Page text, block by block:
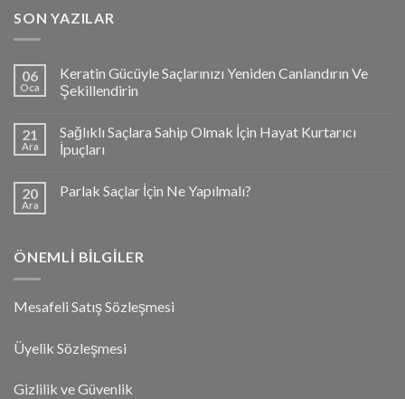
SON YAZILAR
06
Oca
Keratin Gücüyle Saçlarınızı Yeniden Canlandırın Ve
Şekillendirin
21
Ara
Sağlıklı Saçlara Sahip Olmak İçin Hayat Kurtarıcı
İpuçları
20
Ara
Parlak Saçlar İçin Ne Yapılmalı?
ÖNEMLI BILGILER
Mesafeli Satış Sözleşmesi
Üyelik Sözleşmesi
Gizlilik ve Güvenlik